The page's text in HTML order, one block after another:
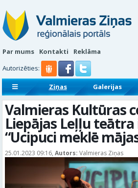
Par mums Kontakti
Reklāma
Autorizēties:
Ziņas Galerijas
Sludinājumi
Reklāmraksti
Valmieras Kultūras
Liepājas Leļļu teātra
“Ucipuci meklē
25.01.2023 09:16, Autors: Valmieras Ziņas